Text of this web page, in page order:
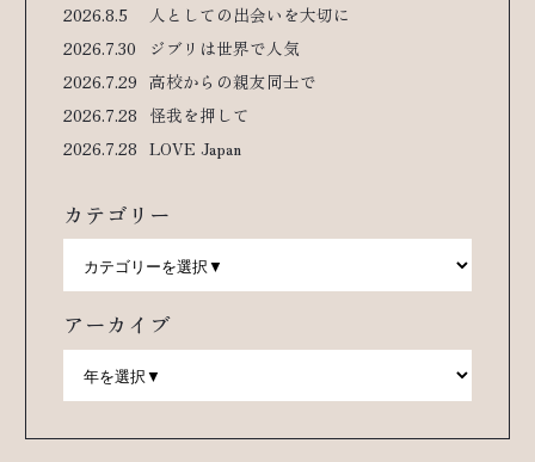
2026.8.5
人としての出会いを大切に
2026.7.30
ジブリは世界で人気
2026.7.29 高校からの親友同士で
2026.7.28 怪我を押して
2026.7.28 LOVE Japan
カテゴリー
アーカイブ